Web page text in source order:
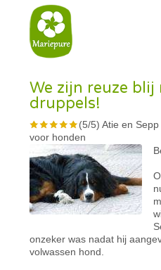
We zijn reuze blij
druppels!
(5/5)Atie en Sepp
voor honden
onzeker was nadat hij
volwassen hond.